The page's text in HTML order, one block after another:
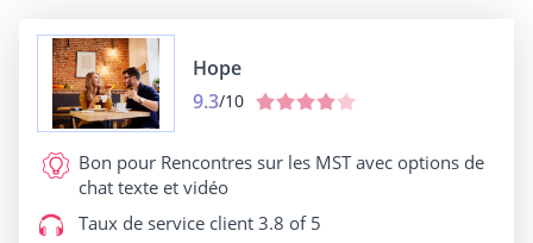
Hope
9.3/10
Bon pour Rencontres sur les MST avec options de
chat texte et vidéo
Taux de service client 3.8 of 5